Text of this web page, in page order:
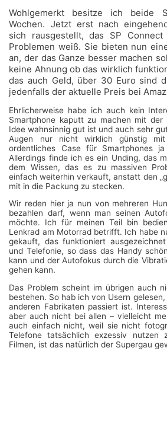
Wohlgemerkt besitze ich beide
Wochen. Jetzt erst nach
sich rausgestellt, das SP
Problemen weiß. Sie bieten nun
an, der das Ganze besser machen
keine Ahnung ob das wirklich
das auch Geld, über 30 Euro sind
jedenfalls der aktuelle Preis bei
Ehrlicherweise habe ich auch kein
Smartphone kaputt zu machen mit
Idee wahnsinnig gut ist und auch sehr
Augen nur nicht wirklich günstig
ordentliches Case für Smartphones
Allerdings finde ich es ein Unding, das
dem Wissen, das es zu massiven
einfach weiterhin verkauft, anstatt den
mit in die Packung zu stecken.
Wir reden hier ja nun von mehreren
bezahlen darf, wenn man seinen
möchte. Ich für meinen Teil bin
Lenkrad am Motorrad betrifft. Ich habe
gekauft, das funktioniert
und Telefonie, so dass das Handy
kann und der Autofokus durch die
gehen kann.
Das Problem scheint im übrigen auch
bestehen. So hab ich von Usern
anderen Fabrikaten passiert ist.
aber auch nicht bei allen – vielleicht
auch einfach nicht, weil sie nicht
Telefone tatsächlich exzessiv nutzen
Filmen, ist das natürlich der Supergau